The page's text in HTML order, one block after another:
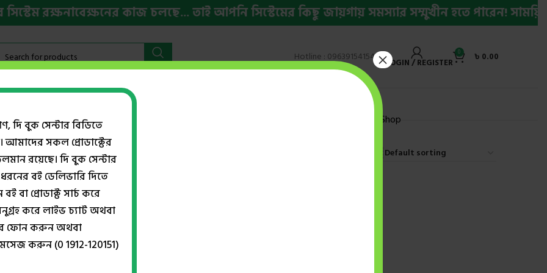
কাজ চলছে... তাই আপনি সিস্টেমের কিছু জায়গায় সমস্যার সম্মুখীন হতে পারেন! সাময়িক
Hotline : 09639154154 LOGIN / REGISTER
0 ৳ 0.00
বইমেলা ২০২৬ HSC ও ভর্তি প্রস্তুতি Shop
দি বুক সেন্টার বিডিতে
আমাদের সকল প্রোডাক্টের
রয়েছে। দি বুক সেন্টার
বই ডেলিভারি দিতে
বা প্রোডাক্ট সার্চ করে
করে লাইভ চ্যাট অথবা
ফোন করুন অথবা
করুন (0 1912-120151)
×